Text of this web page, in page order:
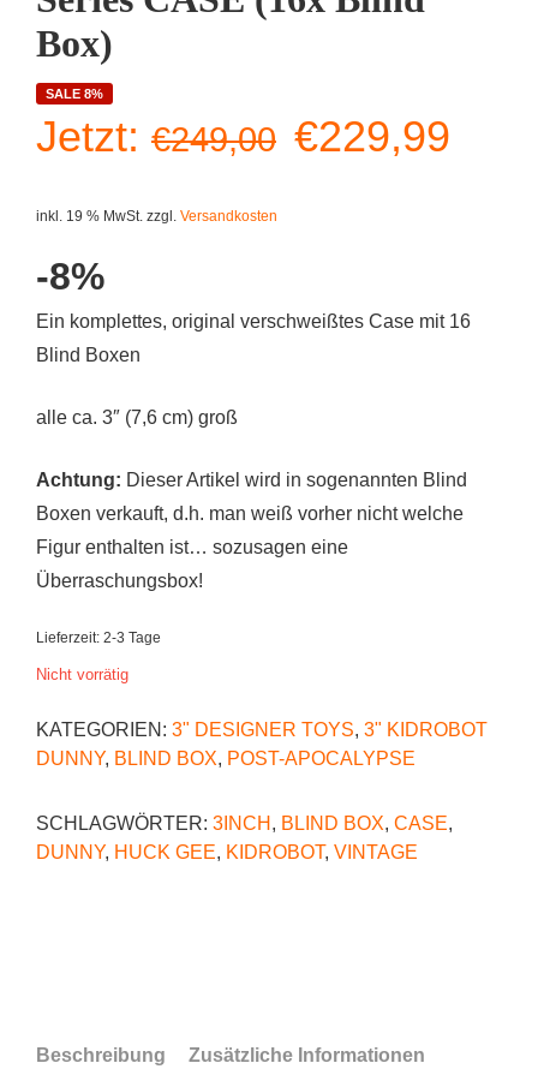
Box)
SALE 8%
Jetzt: €249,00
€249,00
€229,99
inkl. 19 % MwSt. zzgl. Versandkosten
-8%
Ein komplettes, original verschweißtes Case mit 16
Blind Boxen
alle ca. 3″ (7,6 cm) groß
Achtung: Dieser Artikel wird in sogenannten Blind
Boxen verkauft, d.h. man weiß vorher nicht welche
Figur enthalten ist… sozusagen eine
Überraschungsbox!
Lieferzeit: 2-3 Tage
Nicht vorrätig
KATEGORIEN: 3" DESIGNER TOYS, 3" KIDROBOT
DUNNY, BLIND BOX, POST-APOCALYPSE
SCHLAGWÖRTER: 3INCH , BLIND BOX, CASE,
DUNNY, HUCK GEE, KIDROBOT, VINTAGE
Beschreibung Zusätzliche Informationen